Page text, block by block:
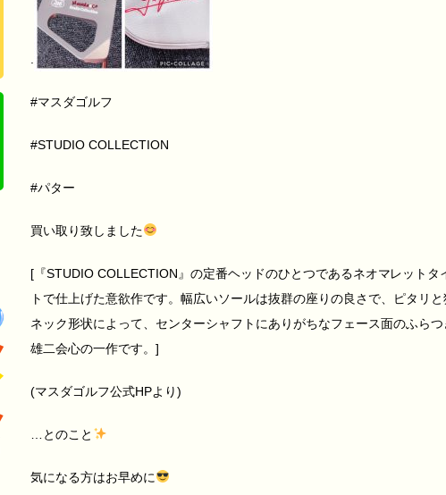
#マスダゴルフ
#STUDIO COLLECTION
#パター
買い取り致しました
[『STUDIO COLLECTION』の定番ヘッドのひとつであるネオマレット
トで仕上げた意欲作です。幅広いソールは抜群の座りの良さで、ピタリ
ネック形状によって、センターシャフトにありがちなフェース面のふら
雄二会心の一作です。]
(マスダゴルフ公式HPより)
…とのこと
気になる方はお早めに